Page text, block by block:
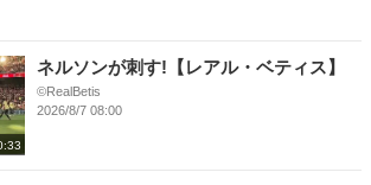
ネルソンが刺す!【レアル・ベティス】
©RealBetis
2026/8/7 08:00